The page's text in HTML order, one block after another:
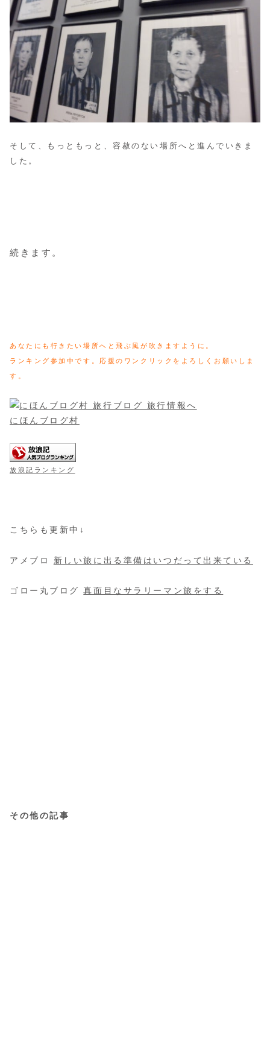
そして、もっともっと、容赦のない場所へと進んでいきま
した。
続きます。
あなたにも行きたい場所へと飛ぶ風が吹きますように。
ランキング参加中です。応援のワンクリックをよろしくお願いしま
す。
にほんブログ村
放浪記ランキング
こちらも更新中↓
アメブロ 新しい旅に出る準備はいつだって出来ている
ゴロー丸ブログ真面目なサラリーマン旅をする
その他の記事